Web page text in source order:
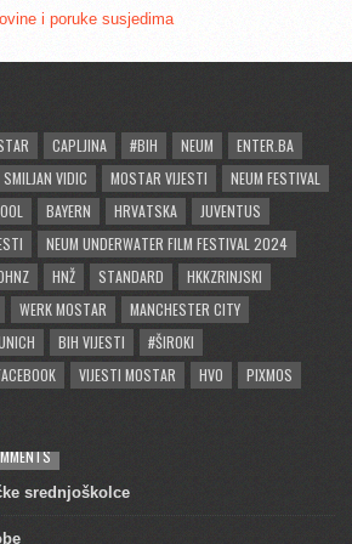
i poruke susjedima
CAPLJINA #BIH NEUM
ENTER.BA
SMILJAN VIDIC MOSTAR VIJESTI
NEUM FESTIVAL
BAYERN HRVATSKA
JUVENTUS
NEUM UNDERWATER FILM FESTIVAL 2024
HNŽ STANDARD
HKKZRINJSKI
WERK MOSTAR
MANCHESTER CITY
BIH VIJESTI
#ŠIROKI
VIJESTI MOSTAR HVO
PIXMOS
srednjoškolce